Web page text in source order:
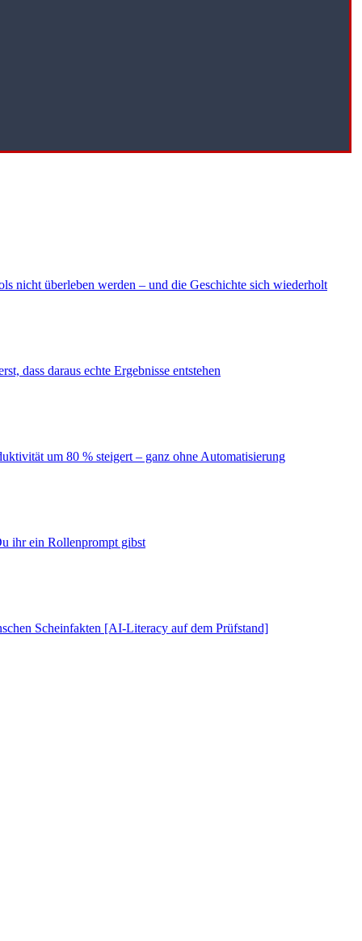
nicht überleben werden – und die Geschichte sich wiederholt
dass daraus echte Ergebnisse entstehen
um 80 % steigert – ganz ohne Automatisierung
ihr ein Rollenprompt gibst
Scheinfakten [AI-Literacy auf dem Prüfstand]